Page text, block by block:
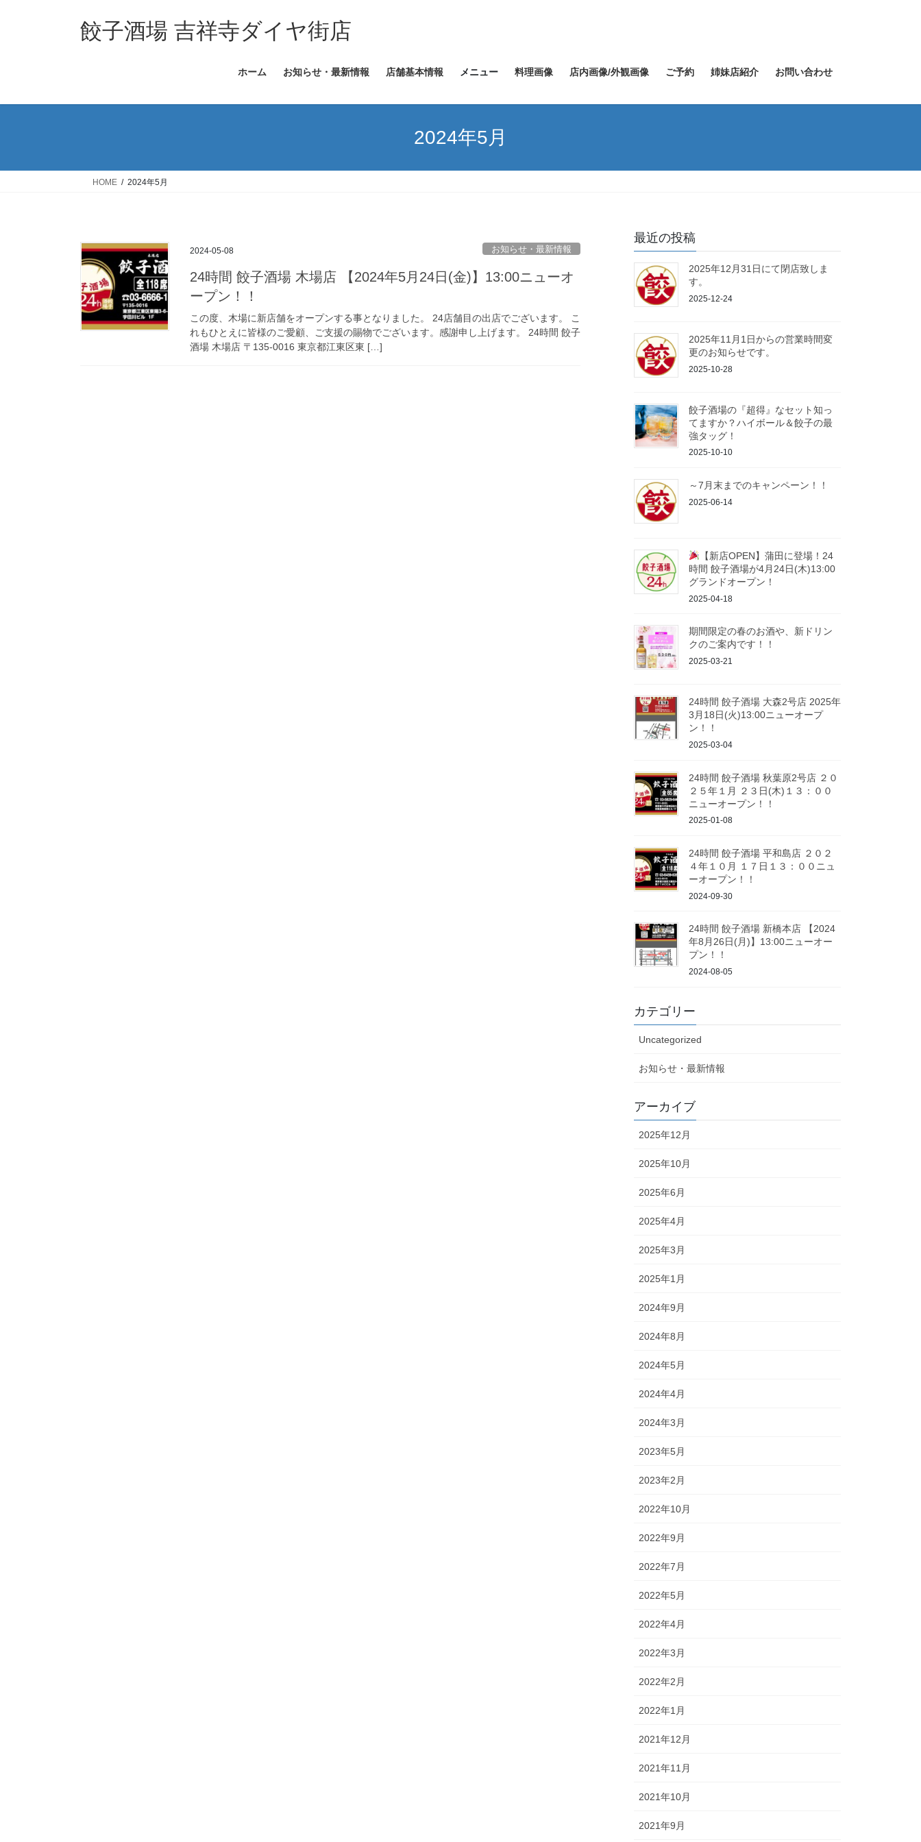
ス
ン
餃子酒場 吉祥寺ダイヤ街店
ホーム お知らせ・最新情報 店舗基本情報 メニュー 料理画像 店内画像/外観画像 ご予約 姉妹店紹介 お問い合わせ
2024年5月
HOME 2024年5月
2024-05-08 お知らせ・最新情報
24時間 餃子酒場 木場店 【2024年5月24日(金)】13:00ニューオ
ープン！！
この度、木場に新店舗をオープンする事となりました。 24店舗目の出店でございます。 こ
れもひとえに皆様のご愛顧、ご支援の賜物でございます。感謝申し上げます。 24時間 餃子
酒場 木場店 〒135-0016 東京都江東区東 […]
最近の投稿
2025年12月31日にて閉店致しま
す。
2025-12-24
2025年11月1日からの営業時間変
更のお知らせです。
2025-10-28
餃子酒場の『超得』なセット知っ
てますか？ハイボール＆餃子の最
強タッグ！
2025-10-10
～7月末までのキャンペーン！！
2025-06-14
【新店OPEN】蒲田に登場！24
時間 餃子酒場が4月24日(木)13:00
グランドオープン！
2025-04-18
期間限定の春のお酒や、新ドリン
クのご案内です！！
2025-03-21
24時間 餃子酒場 大森2号店 2025年
3月18日(火)13:00ニューオープ
ン！！
2025-03-04
24時間 餃子酒場 秋葉原2号店 ２０
２５年１月 ２３日(木)１３：００
ニューオープン！！
2025-01-08
24時間 餃子酒場 平和島店 ２０２
４年１０月 １７日１３：００ニュ
ーオープン！！
2024-09-30
24時間 餃子酒場 新橋本店 【2024
年8月26日(月)】13:00ニューオー
プン！！
2024-08-05
カテゴリー
Uncategorized
お知らせ・最新情報
アーカイブ
2025年12月
2025年10月
2025年6月
2025年4月
2025年3月
2025年1月
2024年9月
2024年8月
2024年5月
2024年4月
2024年3月
2023年5月
2023年2月
2022年10月
2022年9月
2022年7月
2022年5月
2022年4月
2022年3月
2022年2月
2022年1月
2021年12月
2021年11月
2021年10月
2021年9月